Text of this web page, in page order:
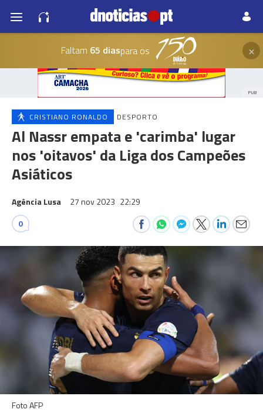
Faltam 65 diaspara os ×
PUB
CRISTIANO RONALDO DESPORTO
Al Nassr empata e 'carimba' lugar
nos 'oitavos' da Liga dos Campeões
Asiáticos
Agência Lusa 27 nov 2023 22:29
0
Foto AFP